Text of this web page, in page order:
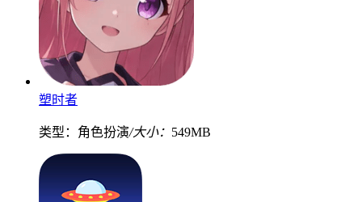
塑时者
类型：角色扮演/大小： 549MB